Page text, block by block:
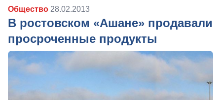
Общество 28.02.2013
В ростовском «Ашане» продавали
просроченные продукты